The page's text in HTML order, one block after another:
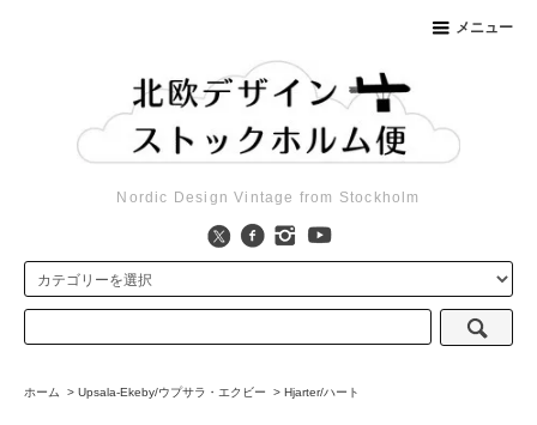
メニュー
Nordic Design Vintage from Stockholm
ホーム > Upsala-Ekeby/ウプサラ・エクビー > Hjarter/ハート